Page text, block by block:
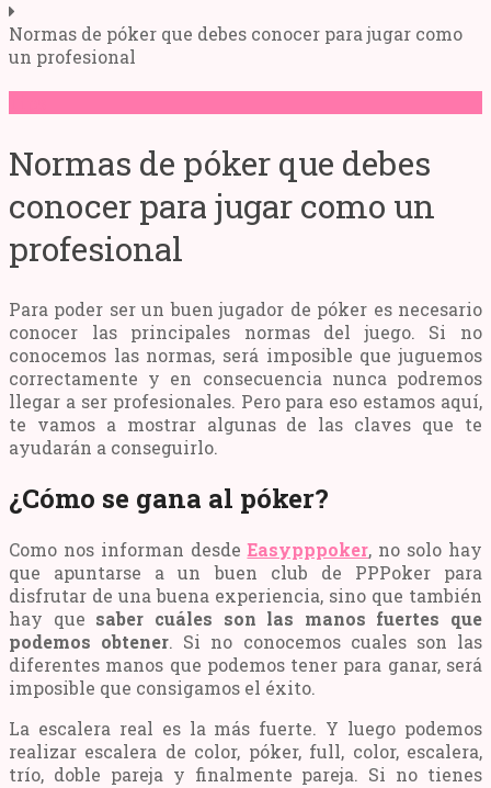
Normas de póker que debes conocer para jugar como
un profesional
Normas de póker que debes
conocer para jugar como un
profesional
Para poder ser un buen jugador de póker es necesario
conocer las principales normas del juego. Si no
conocemos las normas, será imposible que juguemos
correctamente y en consecuencia nunca podremos
llegar a ser profesionales. Pero para eso estamos aquí,
te vamos a mostrar algunas de las claves que te
ayudarán a conseguirlo.
¿Cómo se gana al póker?
Como nos informan desdeEasypppoker, no solo hay
que apuntarse a un buen club de PPPoker para
disfrutar de una buena experiencia, sino que también
hay que saber cuáles son las manos fuertes que
podemos obtener. Si no conocemos cuales son las
diferentes manos que podemos tener para ganar, será
imposible que consigamos el éxito.
La escalera real es la más fuerte. Y luego podemos
realizar escalera de color, póker, full, color, escalera,
trío, doble pareja y finalmente pareja. Si no tienes